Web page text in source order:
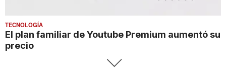
TECNOLOGÍA
El plan familiar de Youtube Premium aumentó su
precio